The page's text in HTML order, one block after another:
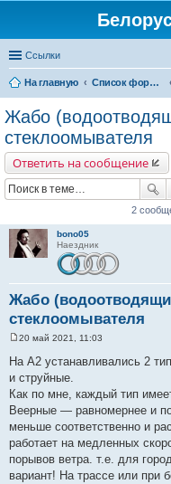
Ссылки
На главную Список форумов
Жабо
стеклоомывателя
Ответить на сообщение
2
bono05
Наездник
Жабо
стеклоомывателя
о
б
е
н
е
20 май 2021, 11:03
На А2 устанавливались 2
и струйные.
Как по мне, каждый тип
Веерные — равномернее и
меньше соответственно и
работает на медленных
порывов ветра. т.е. для
вариант! На трассе или при